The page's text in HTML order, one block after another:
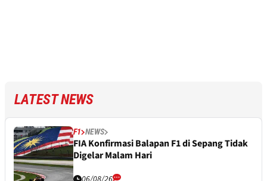
LATEST NEWS
F1 NEWS
FIA Konfirmasi Balapan F1 di Sepang Tidak
Digelar Malam Hari